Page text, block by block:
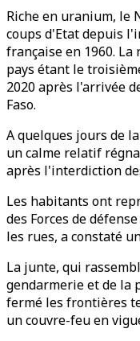
Riche en uranium, le
coups d'Etat depuis
française en 1960.
pays étant le
2020 après l'arrivée
Faso.
A quelques jours de
un calme relatif
après l'interdiction
Les habitants ont
des Forces de
les rues, a constaté
La junte, qui
gendarmerie et de la
fermé les frontières
un couvre-feu en